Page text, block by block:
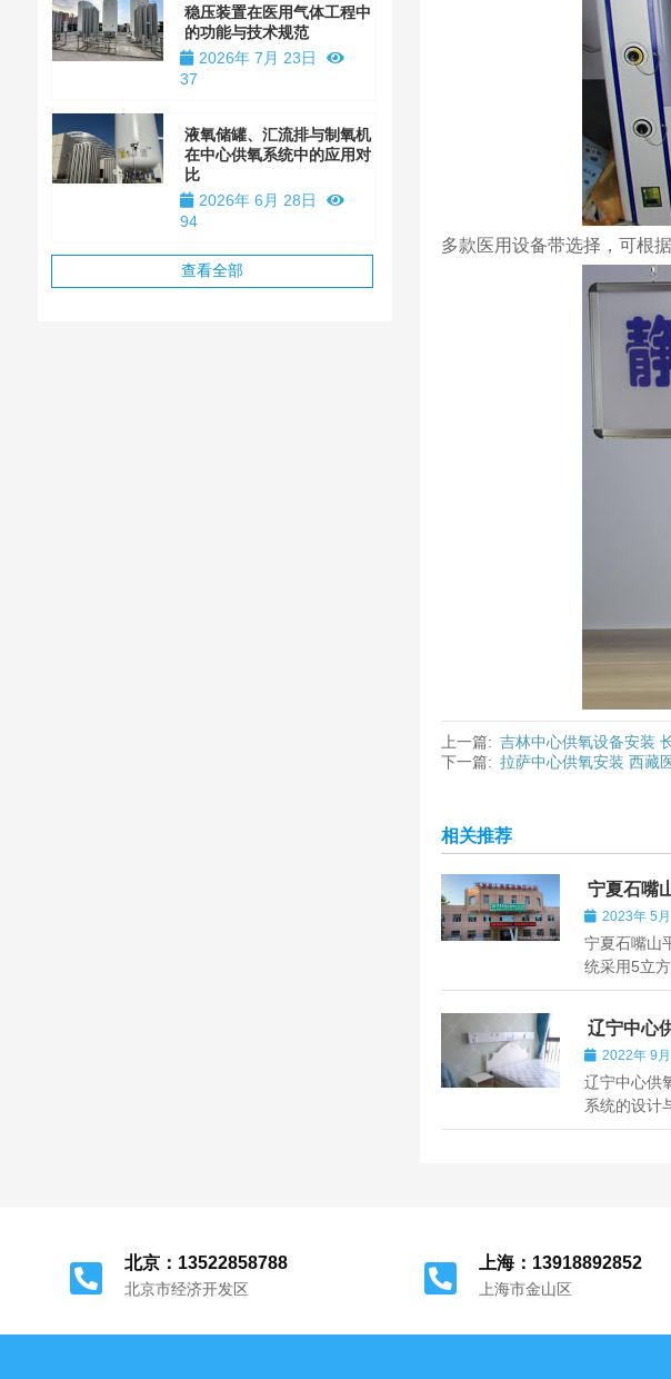
多款医用设备带选择，可根
上一篇: 吉林中心供氧设备安装
下一篇: 拉萨中心供氧安装 西藏
相关推荐
宁夏石嘴
统设备工
2023年 5
宁夏石嘴山
统采用5立
气汇流排为
管道工程安
辽宁中心
设备安装
2022年 9
辽宁中心供
系统的设计
能提供的产
稳压装置在医用气体工程中
的功能与技术规范
2026年 7月 23日
37
液氧储罐、汇流排与制氧机
在中心供氧系统中的应用对
比
2026年 6月 28日
94
查看全部
2026年 1月 14日
浙江省金华市人民
供氧系统设备安装
2026年 1月 14日
查看全部
北京：13522858788
北京市经济开发区
上海：13918892852
上海市金山区